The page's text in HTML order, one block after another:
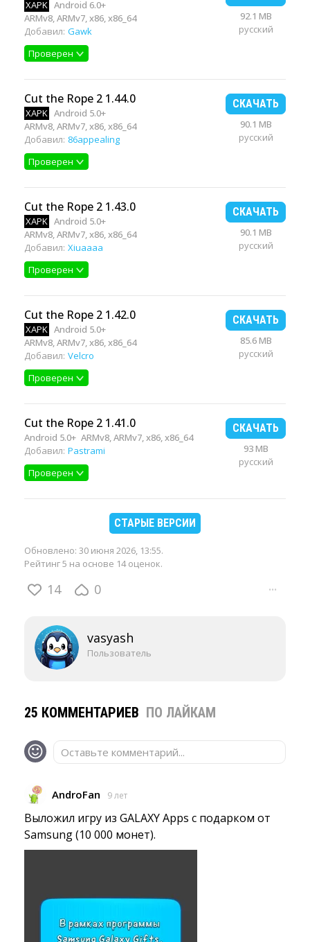
XAPK Android 6.0+
ARMv8, ARMv7, x86, x86_64
Добавил: Gawk
Проверен
92.1 MB
русский
Cut the Rope 2 1.44.0
XAPK Android 5.0+
ARMv8, ARMv7, x86, x86_64
Добавил: 86appealing
Проверен
СКАЧАТЬ
90.1 MB
русский
Cut the Rope 2 1.43.0
XAPK Android 5.0+
ARMv8, ARMv7, x86, x86_64
Добавил: Xiuaaaa
Проверен
СКАЧАТЬ
90.1 MB
русский
Cut the Rope 2 1.42.0
XAPK Android 5.0+
ARMv8, ARMv7, x86, x86_64
Добавил: Velcro
Проверен
СКАЧАТЬ
85.6 MB
русский
Cut the Rope 2 1.41.0
Android 5.0+ ARMv8, ARMv7, x86, x86_64
Добавил: Pastrami
Проверен
СКАЧАТЬ
93 MB
русский
СТАРЫЕ ВЕРСИИ
Обновлено: 30 июня 2026, 13:55.
Рейтинг 5 на основе 14 оценок.
14 0 ···
vasyash
Пользователь
25 КОММЕНТАРИЕВ ПО ЛАЙКАМ
Оставьте комментарий...
AndroFan 9 лет
Выложил игру из GALAXY Apps с подарком от
Samsung (10 000 монет).